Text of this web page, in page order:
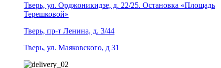
Тверь, ул. Орджоникидзе, д. 22/25. Остановка «Площадь
Терешковой»
Тверь, пр-т Ленина, д. 3/44
Тверь, ул. Маяковского, д 31